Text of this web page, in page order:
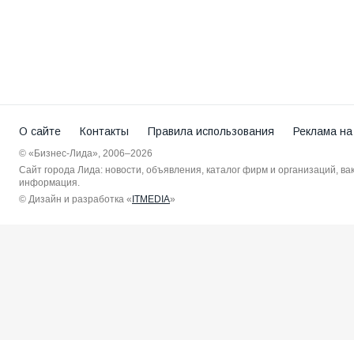
О сайте Контакты Правила использования Реклама
© «Бизнес-Лида», 2006–2026
Сайт города Лида: новости, объявления, каталог фирм и организаций,
информация.
© Дизайн и разработка «ITMEDIA»